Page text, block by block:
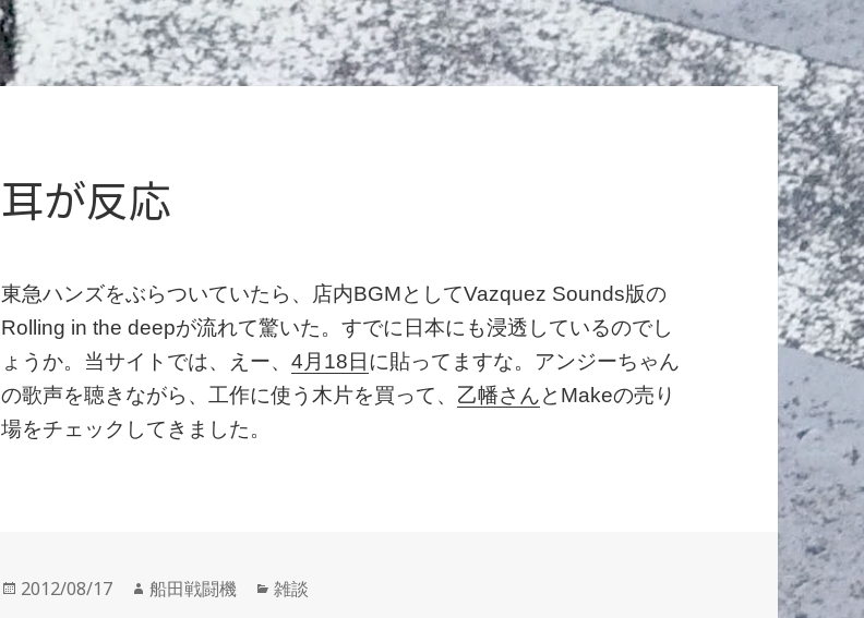
耳が反応
東急ハンズをぶらついていたら、店内BGMとしてVazquez Sounds版の
Rolling in the deepが流れて驚いた。すでに日本にも浸透しているのでし
ょうか。当サイトでは、えー、4月18日 に貼ってますな。アンジーちゃん
の歌声を聴きながら、工作に使う木片を買って、 乙幡さんとMakeの売り
場をチェックしてきました。
投
2012/08/17
作
船田戦闘機
カ
雑談